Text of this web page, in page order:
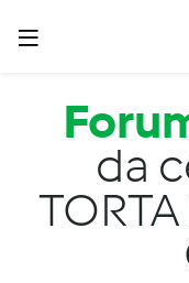
Salta al contenuto
da